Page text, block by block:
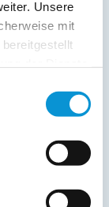
Unsere
mit